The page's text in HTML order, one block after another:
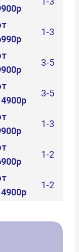
1-3
3-5
3-5
1-3
1-2
1-2